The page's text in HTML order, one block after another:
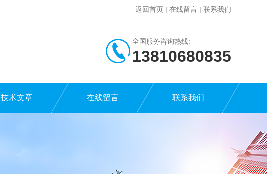
返回首页 | 在线留言 | 联系我们
全国服务咨询热线:
13810680835
技术文章 在线留言 联系我们